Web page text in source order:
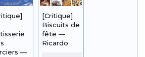
—
[Critique]
Biscuits de
fête —
Ricardo